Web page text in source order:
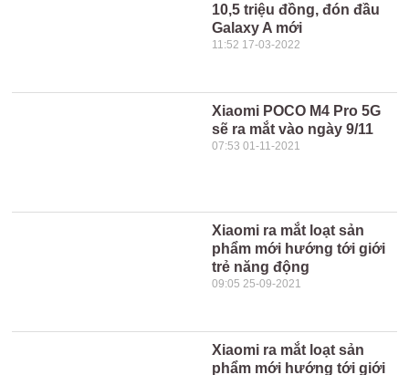
10,5 triệu đồng, đón đầu
Galaxy A mới
11:52 17-03-2022
Xiaomi POCO M4 Pro 5G
sẽ ra mắt vào ngày 9/11
07:53 01-11-2021
Xiaomi ra mắt loạt sản
phẩm mới hướng tới giới
trẻ năng động
09:05 25-09-2021
Xiaomi ra mắt loạt sản
phẩm mới hướng tới giới